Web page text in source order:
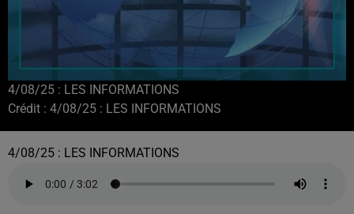
4/08/25 : LES INFORMATIONS
Crédit : 4/08/25 : LES INFORMATIONS
4/08/25 : LES INFORMATIONS